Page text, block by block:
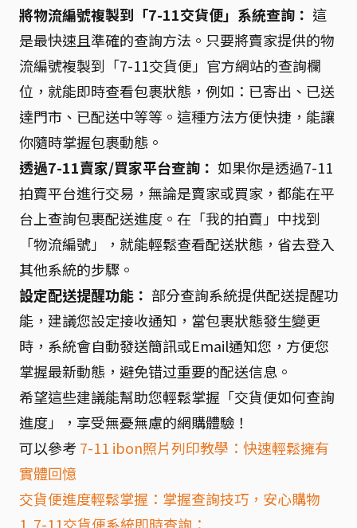
將物流編號複製到「7-11交貨便」系統查詢： 這
是最快速且準確的查詢方法。只要將賣家提供的物
流編號複製到「7-11交貨便」官方網站的查詢欄
位，就能即時查看包裹狀態，例如：已寄出、已送
達門市、已配送中等等。這種方法方便快捷，能讓
你隨時掌握包裹動態。
透過7-11賣家/買家平台查詢： 如果你是透過7-11
拍賣平台進行交易，無論是賣家或買家，都能在平
台上查詢包裹配送進度。在「我的拍賣」中找到
「物流編號」，就能輕鬆查看配送狀態，省去登入
其他系統的步驟。
設定配送提醒功能： 部分查詢系統提供配送提醒功
能，建議您設定接收通知，當包裹狀態發生變更
時，系統會自動發送簡訊或Email通知您，方便您
掌握最新動態，避免错过重要的配送信息。
希望這些建議能幫助您輕鬆掌握「交貨便如何查詢
進度」，享受無憂無慮的網購體驗！
可以參考 7-11 ibon照片列印教學：快速輕鬆擁有
實體回憶
交貨便進度輕鬆掌握：掌握查詢技巧，安心購物